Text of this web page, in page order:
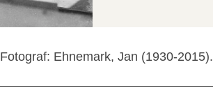
Fotograf: Ehnemark, Jan (1930-2015).